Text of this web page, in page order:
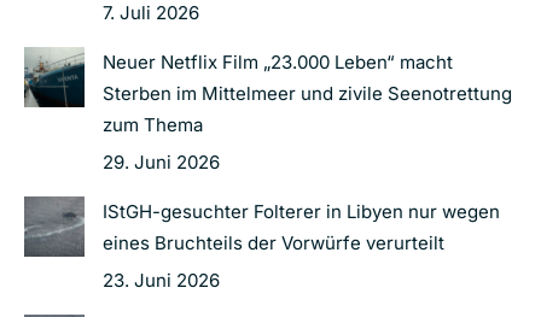
7. Juli 2026
Neuer Netflix Film „23.000 Leben“ macht
Sterben im Mittelmeer und zivile Seenotrettung
zum Thema
29. Juni 2026
IStGH-gesuchter Folterer in Libyen nur wegen
eines Bruchteils der Vorwürfe verurteilt
23. Juni 2026